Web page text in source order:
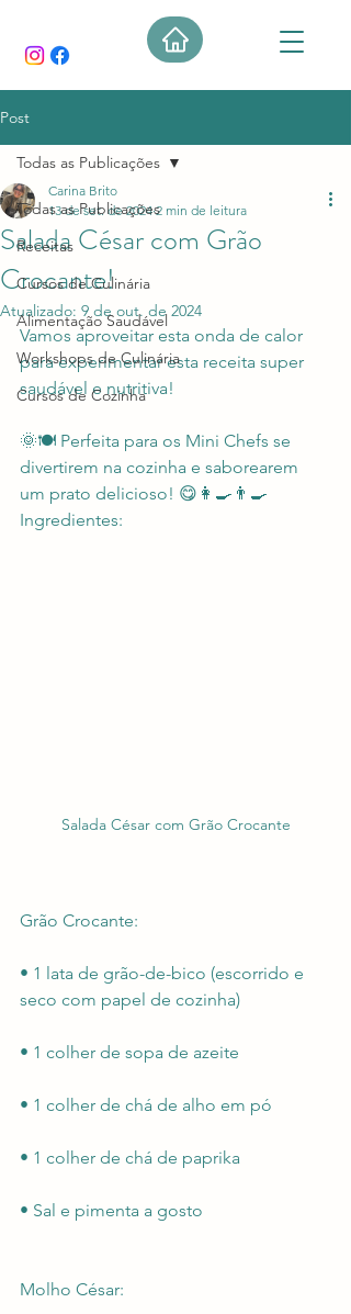
Post
Todas as Publicações
Receitas
Cursos de Culinária
Alimentação Saudável
Workshops de Culinária
Cursos de Cozinha
Todas as Publicações
Salada César com Grão
Crocante!
Carina Brito
13 de set. de 2024 2 min de leitura
Atualizado: 9 de out. de 2024
Vamos aproveitar esta onda de calor
para experimentar esta receita super
saudável e nutritiva!
🌞🍽️ Perfeita para os Mini Chefs se
divertirem na cozinha e saborearem
um prato delicioso! 😋👩‍🍳👨‍🍳
Ingredientes:
Salada César com Grão Crocante
Grão Crocante:
• 1 lata de grão-de-bico (escorrido e
seco com papel de cozinha)
• 1 colher de sopa de azeite
• 1 colher de chá de alho em pó
• 1 colher de chá de paprika
• Sal e pimenta a gosto
Molho César: